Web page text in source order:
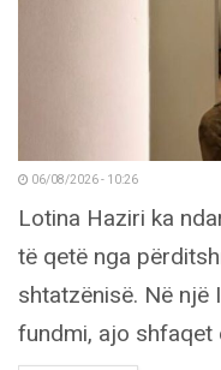
06/08/2026 - 10:26
Lotina Haziri ka
të qetë nga
shtatzënisë. Në
fundmi, ajo shfaqet